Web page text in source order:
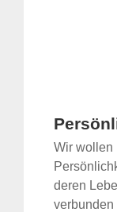
Wir wollen
deren
verbunden